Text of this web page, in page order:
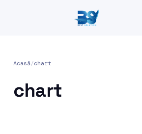
Acasă/chart
chart